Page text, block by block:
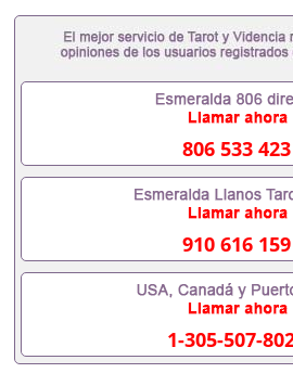
凭办理德国文凭 一、快速办理材
绩单+留学回国人员证明+教育部
雅思。（全套留学回国必备证明
读证明，学生卡等留学相关材料
甚至是申请工签都可以用到）。
位，毕业时间都可以根据客户要
假的毕业证可以用吗551190476
以办学历认证吗551190476要定
材料551190476入职事业单位/国
551190476入职国企/事业单位需
551190476办理假毕业证在国内
业证怎么办, 毕业证丢了怎么办,
理毕业证,没毕业可以办学历认证
辍学、挂科而没有正常毕业
交材料不齐而被拒之门外
毕业而导致回国得不到教育部认
806 533 423
910 616 159
1-305-507-